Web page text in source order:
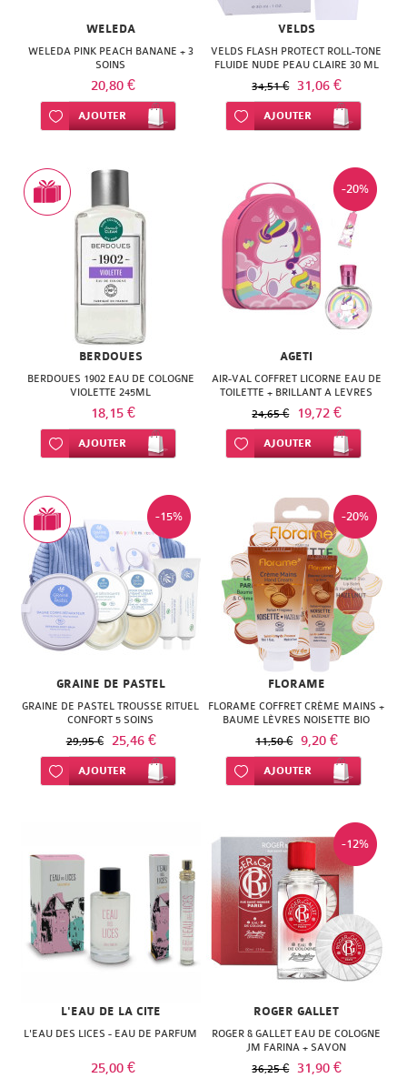
WELEDA
WELEDA PINK PEACH BANANE + 3
SOINS
20,80 €
Ajouter à ma liste d’envie
AJOUTER
VELDS
VELDS FLASH PROTECT ROLL-TONE
FLUIDE NUDE PEAU CLAIRE 30 ML
34,51 € 31,06 €
Ajouter à ma liste d’envie
AJOUTER
BERDOUES
BERDOUES 1902 EAU DE COLOGNE
VIOLETTE 245ML
18,15 €
Ajouter à ma liste d’envie
AJOUTER
-20%
AGETI
AIR-VAL COFFRET LICORNE EAU DE
TOILETTE + BRILLANT A LEVRES
24,65 € 19,72 €
Ajouter à ma liste d’envie
AJOUTER
-15%
GRAINE DE PASTEL
GRAINE DE PASTEL TROUSSE RITUEL
CONFORT 5 SOINS
29,95 € 25,46 €
Ajouter à ma liste d’envie
AJOUTER
-20%
FLORAME
FLORAME COFFRET CRÈME MAINS +
BAUME LÈVRES NOISETTE BIO
11,50 € 9,20 €
Ajouter à ma liste d’envie
AJOUTER
L'EAU DE LA CITE
L'EAU DES LICES - EAU DE PARFUM
25,00 €
-12%
ROGER GALLET
ROGER & GALLET EAU DE COLOGNE
JM FARINA + SAVON
36,25 € 31,90 €